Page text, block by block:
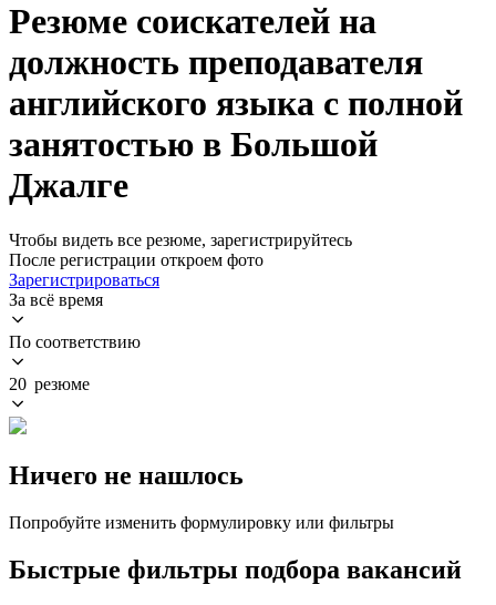
Резюме соискателей на
должность преподавателя
английского языка с полной
занятостью в Большой
Джалге
Чтобы видеть все резюме, зарегистрируйтесь
После регистрации откроем фото
Зарегистрироваться
За всё время
По соответствию
20 резюме
Ничего не нашлось
Попробуйте изменить формулировку или фильтры
Быстрые фильтры подбора вакансий